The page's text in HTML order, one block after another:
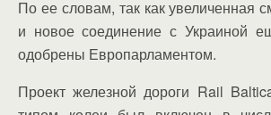
По ее словам, так как увеличенная
и новое соединение с Украиной
одобрены Европарламентом.
Проект железной дороги Rail